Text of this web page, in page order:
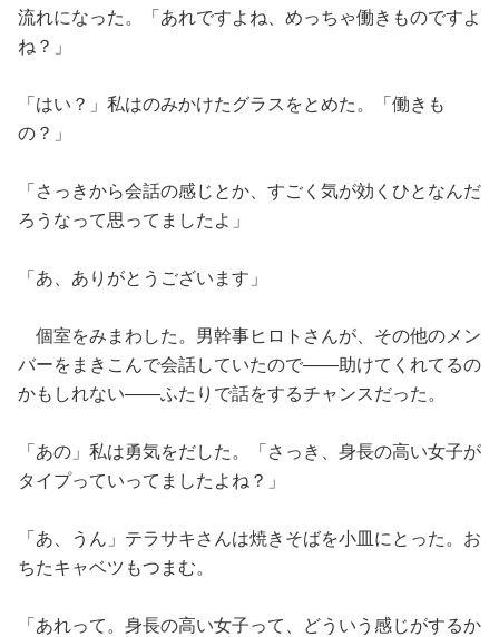
流れになった。「あれですよね、めっちゃ働きものですよ
ね？」
「はい？」私はのみかけたグラスをとめた。「働きも
の？」
「さっきから会話の感じとか、すごく気が効くひとなんだ
ろうなって思ってましたよ」
「あ、ありがとうございます」
個室をみまわした。男幹事ヒロトさんが、その他のメン
バーをまきこんで会話していたので——助けてくれてるの
かもしれない——ふたりで話をするチャンスだった。
「あの」私は勇気をだした。「さっき、身長の高い女子が
タイプっていってましたよね？」
「あ、うん」テラサキさんは焼きそばを小皿にとった。お
ちたキャベツもつまむ。
「あれって。身長の高い女子って、どういう感じがするか